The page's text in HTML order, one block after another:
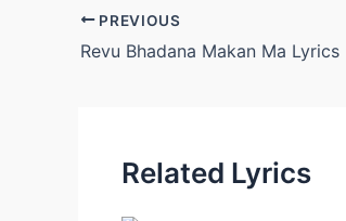
Post
navigation
PREVIOUS
Related Lyrics